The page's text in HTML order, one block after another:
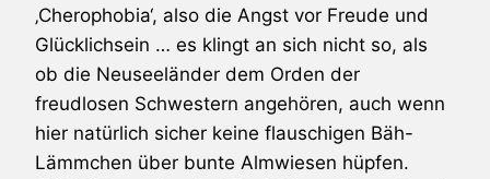
‚Cherophobia‘, also die Angst vor Freude und
Glücklichsein … es klingt an sich nicht so, als
ob die Neuseeländer dem Orden der
freudlosen Schwestern angehören, auch wenn
hier natürlich sicher keine flauschigen Bäh-
Lämmchen über bunte Almwiesen hüpfen.